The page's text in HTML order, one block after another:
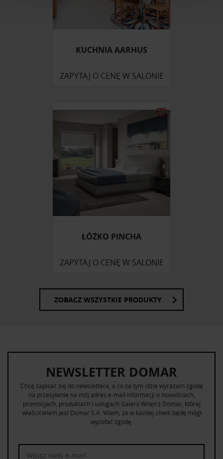
i reklam, aby oferować funkcje społecznościowe i
analizować ruch w naszej witrynie. Informacje o tym, jak
korzystasz z naszej witryny, udostępniamy partnerom
Partnerzy mogą połączyć te informacje z innymi danymi
korzystania z ich usług.
KUCHNIA AARHUS
ZAPYTAJ O CENĘ W SALONIE
ŁÓŻKO PINCHA
ZAPYTAJ O CENĘ W SALONIE
ZOBACZ WSZYSTKIE PRODUKTY
NEWSLETTER DOMAR
Chcę zapisać się do newslettera, a co za tym idzie wyrażam zgodę
na przesyłanie na mój adres e-mail informacji o nowościach,
promocjach, produktach i usługach Galerii Wnętrz Domar, której
właścicielem jest Domar S.A. Wiem, że w każdej chwili będę mógł
wycofać zgodę.